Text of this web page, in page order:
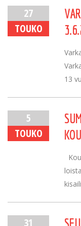
27
TOUKO
13
5
TOUKO
31